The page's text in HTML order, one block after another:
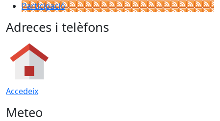
Participació
Adreces i telèfons
Accedeix
Meteo